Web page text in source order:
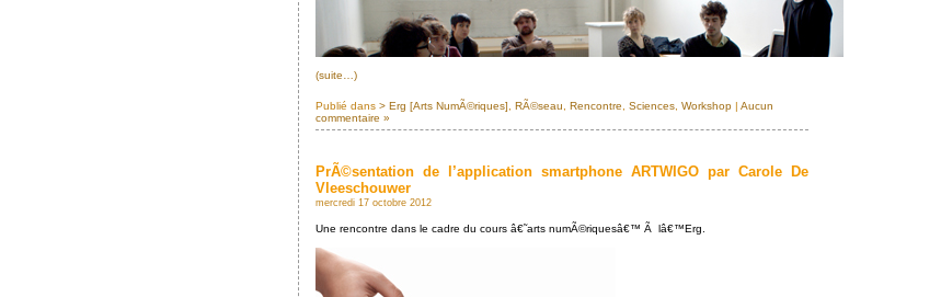
(suite…)
Publié dans > Erg [Arts NumÃ©riques] RÃ©seau Rencontre Sciences Workshop | Aucun
commentaire »
PrÃ©sentation de l’application smartphone ARTWIGO par Carole De
Vleeschouwer
mercredi 17 octobre 2012
Une rencontre dans le cadre du cours â€˜arts numÃ©riquesâ€™ Ã lâ€™Erg.